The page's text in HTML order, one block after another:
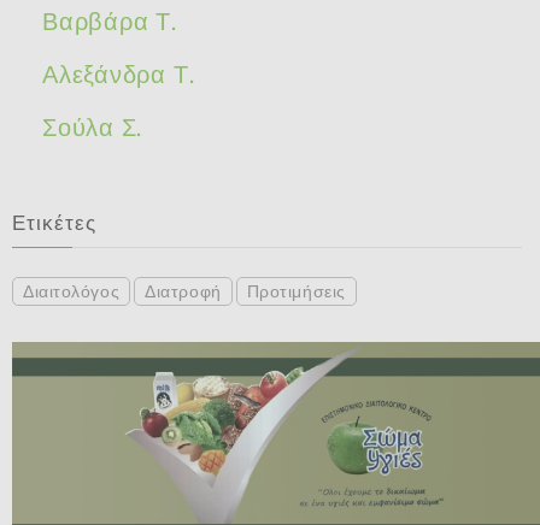
Βαρβάρα Τ.
Αλεξάνδρα Τ.
Σούλα Σ.
Ετικέτες
Διαιτολόγος Διατροφή Προτιμήσεις